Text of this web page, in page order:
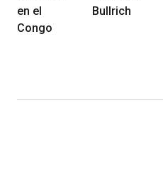
en el
Congo
Bullrich